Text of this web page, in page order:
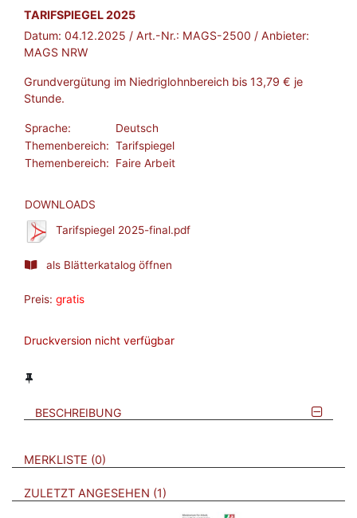
BROSCHÜRE:
TARIFSPIEGEL 2025
Datum: 04.12.2025 / Art.-Nr.: MAGS-2500 / Anbieter:
MAGS NRW
Grundvergütung im Niedriglohnbereich bis 13,79 € je
Stunde.
Sprache:
Deutsch
Themenbereich: Tarifspiegel
Themenbereich:
Faire Arbeit
DOWNLOADS
Tarifspiegel 2025-final.pdf
als Blätterkatalog öffnen
Preis: gratis
Druckversion nicht verfügbar
BESCHREIBUNG
VERWEISE AUF VERMERKTE- ODER ZULETZT ANGESEHENE
MERKLISTE 0 BROSCHÜREN
ZULETZT ANGESEHEN 1 BROSCHÜREN